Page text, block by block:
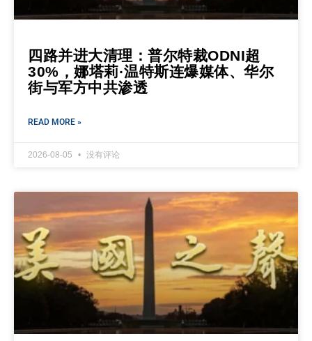
四路并进大清理：普尔特裁ODNI超
30%，娜塔莉·温特斯连爆媒体、华尔
街与军方中共渗透
READ MORE »
2026-08-05 没有评论